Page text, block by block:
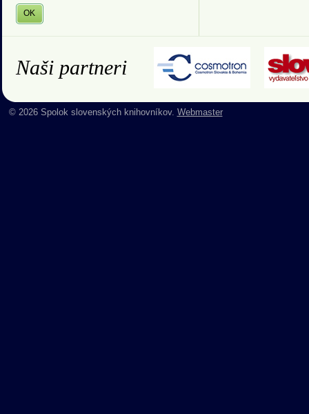
Naši partneri
© 2026 Spolok slovenských knihovníkov. Webmaster